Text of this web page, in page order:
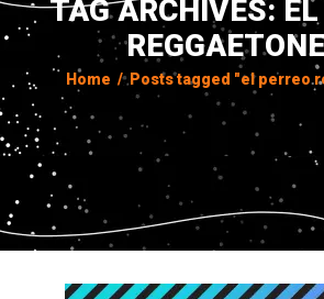
TAG ARCHIVES: EL
Home / Posts tagged "el perreo